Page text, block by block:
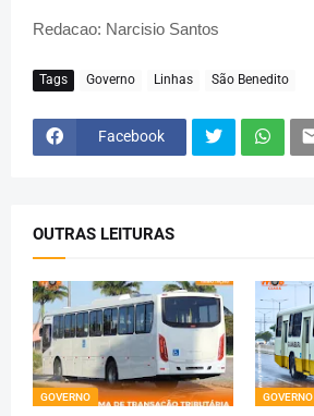
Redacao: Narcisio Santos
Tags Governo Linhas São Benedito
Facebook
OUTRAS LEITURAS
GOVERNO GOVERNO